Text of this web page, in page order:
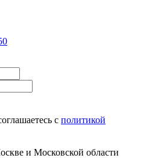
с политикой
и Московской области